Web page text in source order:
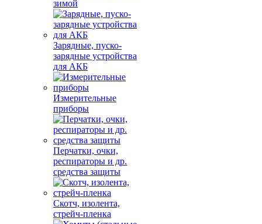
зимой
Зарядные, пуско-
зарядные устройства
для АКБ
Измерительные
приборы
Перчатки, очки,
респираторы и др.
средства защиты
Скотч, изолента,
стрейч-пленка